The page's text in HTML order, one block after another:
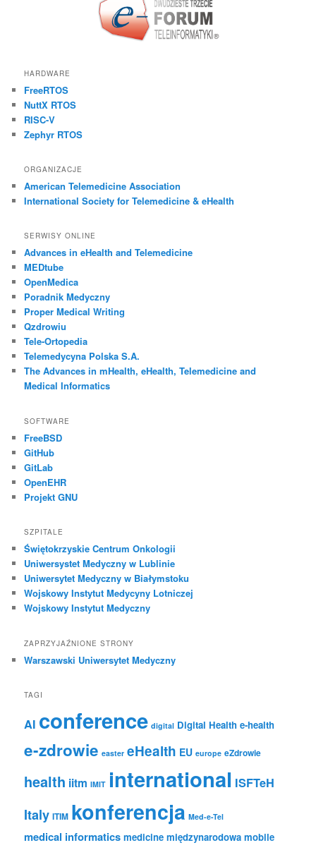
HARDWARE
FreeRTOS
NuttX RTOS
RISC-V
Zephyr RTOS
ORGANIZACJE
American Telemedicine Association
International Society for Telemedicine & eHealth
SERWISY ONLINE
Advances in eHealth and Telemedicine
MEDtube
OpenMedica
Poradnik Medyczny
Proper Medical Writing
Qzdrowiu
Tele-Ortopedia
Telemedycyna Polska S.A.
The Advances in mHealth, eHealth, Telemedicine and
Medical Informatics
SOFTWARE
FreeBSD
GitHub
GitLab
OpenEHR
Projekt GNU
SZPITALE
Świętokrzyskie Centrum Onkologii
Uniwersystet Medyczny w Lublinie
Uniwersytet Medyczny w Białymstoku
Wojskowy Instytut Medycyny Lotniczej
Wojskowy Instytut Medyczny
ZAPRZYJAŹNIONE STRONY
Warszawski Uniwersytet Medyczny
TAGI
AI conference digital Digital Health e-health
e-zdrowie easter eHealth EU europe eZdrowie
health iitm IMIT international ISFTeH
Italy ITIM konferencja Med-e-Tel
medical informatics medicine międzynarodowa mobile